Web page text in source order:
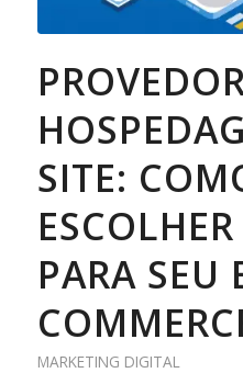
SITE:
PARA SEU
MARKETING DIGITAL